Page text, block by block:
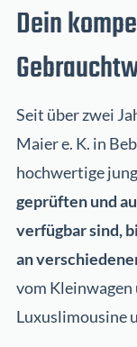
Dein
Seit über zwei
Maier e. K. in
hochwertige
geprüften und
verfügbar sind,
an
vom Kleinwagen
Luxuslimousine